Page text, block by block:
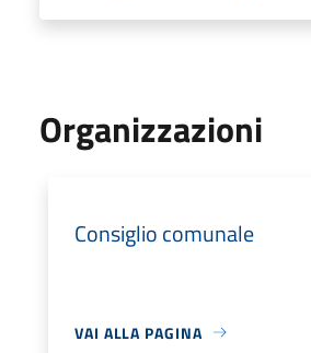
Organizzazioni
Consiglio comunale
VAI ALLA PAGINA